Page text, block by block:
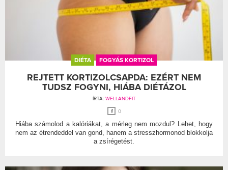
DIÉTA FOGYÁS KORTIZOL
REJTETT KORTIZOLCSAPDA: EZÉRT NEM
TUDSZ FOGYNI, HIÁBA DIÉTÁZOL
ÍRTA: WELLANDFIT
0
Hiába számolod a kalóriákat, a mérleg nem mozdul? Lehet, hogy
nem az étrendeddel van gond, hanem a stresszhormonod blokkolja
a zsírégetést.